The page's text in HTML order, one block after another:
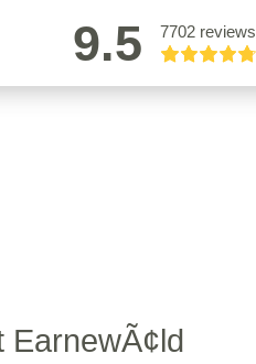
9.5 7702 reviews
EarnewÃ¢ld